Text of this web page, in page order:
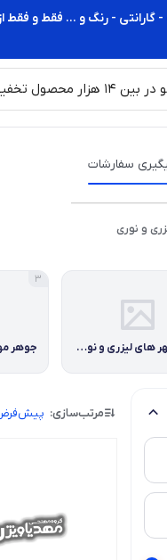
- رنگ و ... فقط و فقط
سفارشات
و نوری
جوهر مهر های لیزری و نوری برند موبی فلش
3
مرتب‌سازی: